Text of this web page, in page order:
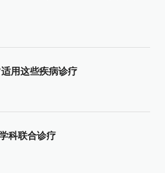
用这些疾病诊疗
科联合诊疗